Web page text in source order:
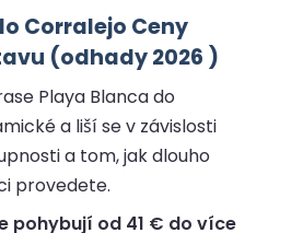
Corralejo Ceny
(odhady 2026 )
Playa Blanca do
a liší se v závislosti
a tom, jak dlouho
provedete.
pohybují od 41 € do více